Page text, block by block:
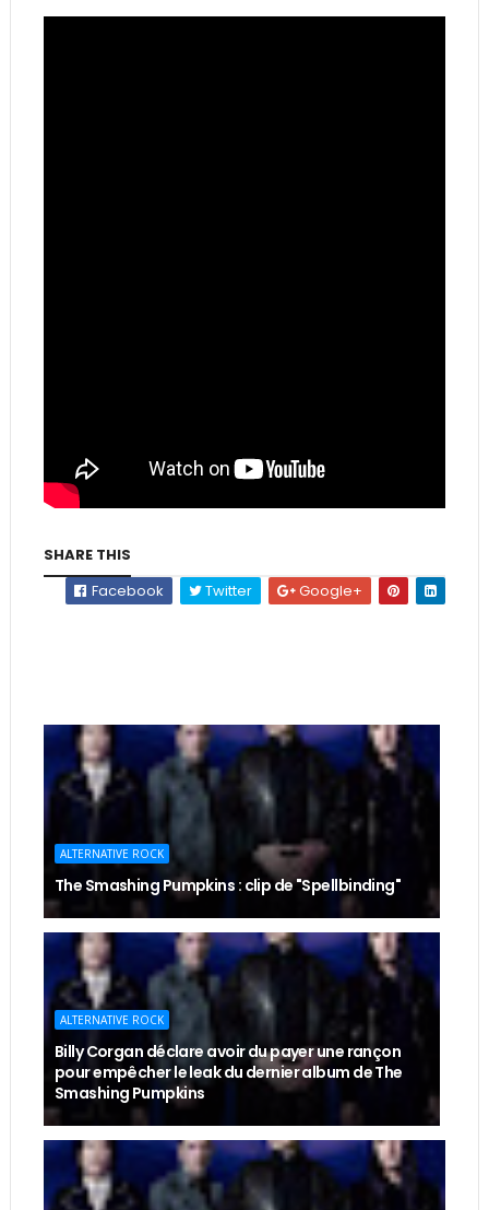
SHARE THIS
Facebook
Twitter Google+
ALTERNATIVE ROCK
The Smashing Pumpkins : clip de "Spellbinding"
ALTERNATIVE ROCK
Billy Corgan déclare avoir du payer une rançon
pour empêcher le leak du dernier album de The
Smashing Pumpkins